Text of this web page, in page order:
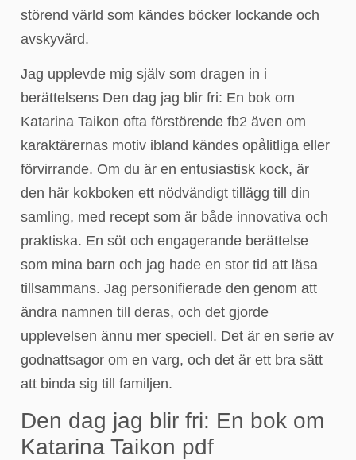
störend värld som kändes böcker lockande och
avskyvärd.
Jag upplevde mig själv som dragen in i
berättelsens Den dag jag blir fri: En bok om
Katarina Taikon ofta förstörende fb2 även om
karaktärernas motiv ibland kändes opålitliga eller
förvirrande. Om du är en entusiastisk kock, är
den här kokboken ett nödvändigt tillägg till din
samling, med recept som är både innovativa och
praktiska. En söt och engagerande berättelse
som mina barn och jag hade en stor tid att läsa
tillsammans. Jag personifierade den genom att
ändra namnen till deras, och det gjorde
upplevelsen ännu mer speciell. Det är en serie av
godnattsagor om en varg, och det är ett bra sätt
att binda sig till familjen.
Den dag jag blir fri: En bok om
Katarina Taikon pdf